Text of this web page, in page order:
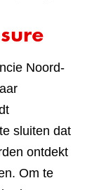
Noord-
sluiten dat
ontdekt
Om te